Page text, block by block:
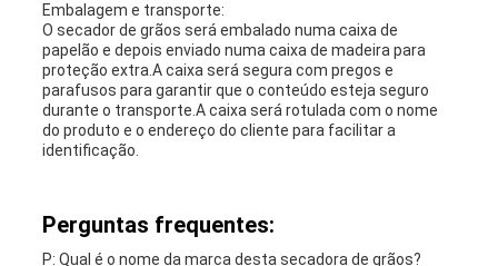
Embalagem e transporte:
O secador de grãos será embalado numa caixa de
papelão e depois enviado numa caixa de madeira para
proteção extra.A caixa será segura com pregos e
parafusos para garantir que o conteúdo esteja seguro
durante o transporte.A caixa será rotulada com o nome
do produto e o endereço do cliente para facilitar a
identificação.
Perguntas frequentes:
P: Qual é o nome da marca desta secadora de grãos?